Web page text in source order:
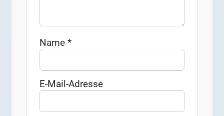
Name*
E-Mail-Adresse